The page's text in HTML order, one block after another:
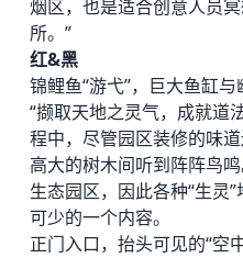
烟区，也是适合创意人员
所。”
红&黑
锦鲤鱼“游弋”，巨大鱼缸与
“撷取天地之灵气，成就道
程中，尽管园区装修的味
高大的树木间听到阵阵鸟
生态园区，因此各种“生灵
可少的一个内容。
正门入口，抬头可见的“空